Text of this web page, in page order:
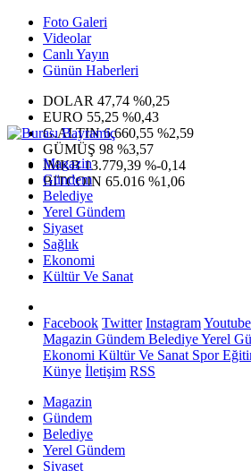
Foto Galeri
Videolar
Canlı Yayın
Günün Haberleri
DOLAR 47,74 %0,25
EURO 55,25 %0,43
G.ALTIN6.660,55 %2,59
GÜMÜŞ 98 %3,57
IMKB13.779,39 %-0,14
BITCOIN 65.016 %1,06
Magazin
Gündem
Belediye
Yerel Gündem
Siyaset
Sağlık
Ekonomi
Kültür Ve Sanat
Facebook Twitter InstagramYoutube
Magazin Gündem BelediyeYerel
Ekonomi Kültür Ve Sanat Spor
Künye İletişim RSS
Magazin
Gündem
Belediye
Yerel Gündem
Siyaset